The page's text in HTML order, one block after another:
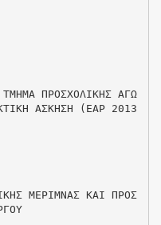
ΠΡΟΣΧΟΛΙΚΗΣ ΑΓΩ
ΑΣΚΗΣΗ (ΕΑΡ 2013
ΜΕΡΙΜΝΑΣ ΚΑΙ ΠΡΟΣ